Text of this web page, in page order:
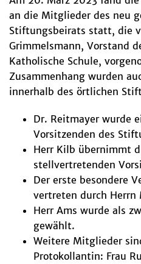
an die Mitglieder des neu
Stiftungsbeirats statt, die
Grimmelsmann, Vorstand
Katholische Schule,
Zusammenhang wurden
innerhalb des örtlichen
Dr. Reitmayer wurde
Vorsitzenden des
Herr Kilb übernimmt
stellvertretenden
Der erste besondere
vertreten durch Herrn
Herr Ams wurde als
gewählt.
Weitere Mitglieder
Protokollantin: Frau